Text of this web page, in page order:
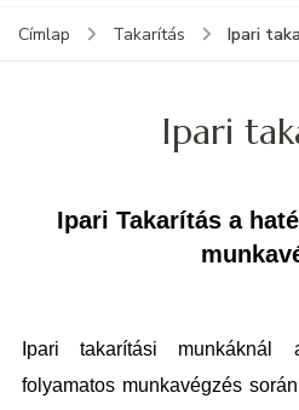
Címlap Takarítás Ipari
Ipari
Ipari Takarítás a
Ipari takarítási
folyamatos munkavégzés